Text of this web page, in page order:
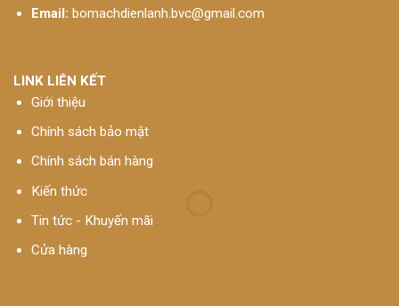
Email: bomachdienlanh.bvc@gmail.com
LINK LIÊN KẾT
Giới thiệu
Chính sách bảo mật
Chính sách bán hàng
Kiến thức
Tin tức - Khuyến mãi
Cửa hàng